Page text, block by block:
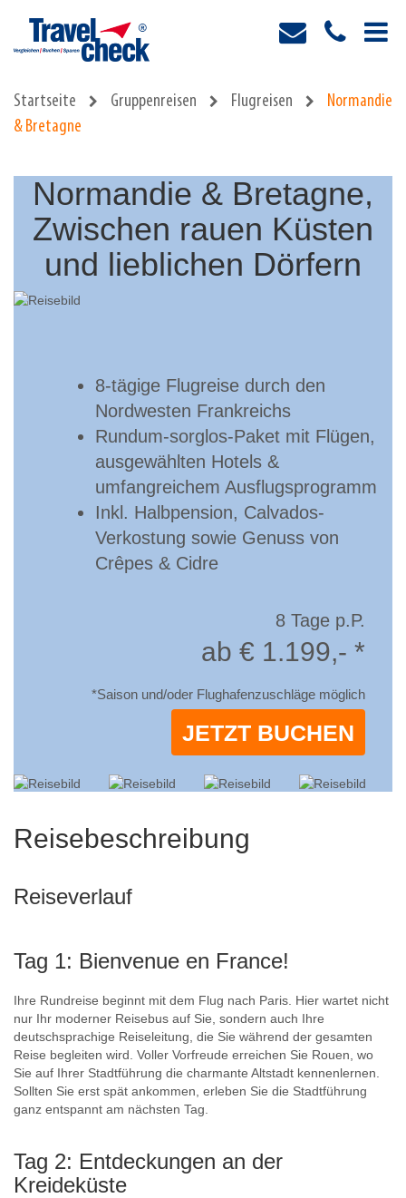
Startseite Gruppenreisen Flugreisen
Normandie
& Bretagne
Normandie & Bretagne,
Zwischen rauen Küsten
und lieblichen Dörfern
8-tägige Flugreise durch den
Nordwesten Frankreichs
Rundum-sorglos-Paket mit Flügen,
ausgewählten Hotels &
umfangreichem Ausflugsprogramm
Inkl. Halbpension, Calvados-
Verkostung sowie Genuss von
Crêpes & Cidre
8 Tage p.P.
ab € 1.199,- *
*Saison und/oder Flughafenzuschläge möglich
JETZT BUCHEN
Reisebeschreibung
Reiseverlauf
Tag 1: Bienvenue en France!
Ihre Rundreise beginnt mit dem Flug nach Paris. Hier wartet nicht
nur Ihr moderner Reisebus auf Sie, sondern auch Ihre
deutschsprachige Reiseleitung, die Sie während der gesamten
Reise begleiten wird. Voller Vorfreude erreichen Sie Rouen, wo
Sie auf Ihrer Stadtführung die charmante Altstadt kennenlernen.
Sollten Sie erst spät ankommen, erleben Sie die Stadtführung
ganz entspannt am nächsten Tag.
Tag 2: Entdeckungen an der
Kreideküste